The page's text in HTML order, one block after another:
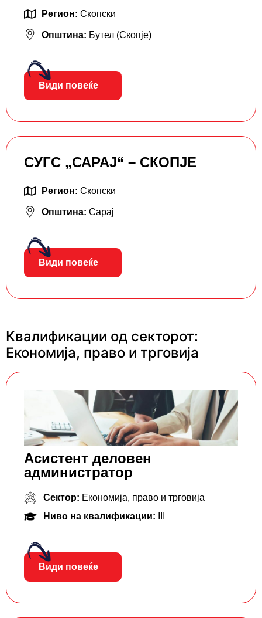
Регион: Скопски
Општина: Бутел (Скопје)
Види повеќе
СУГС „САРАЈ“ – СКОПЈЕ
Регион: Скопски
Општина: Сарај
Види повеќе
Квалификации од секторот:
Економија, право и трговија
Асистент деловен
администратор
Сектор: Економија, право и трговија
Ниво на квалификации:
Види повеќе